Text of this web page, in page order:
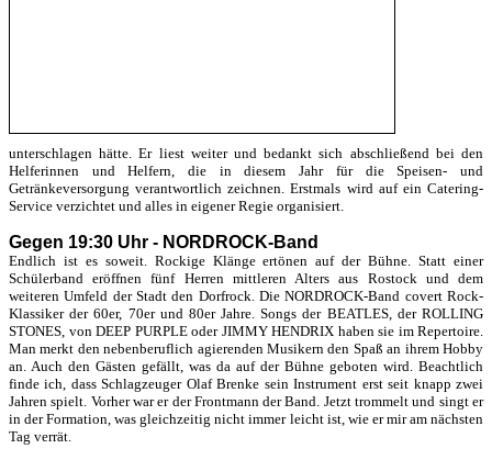
unterschlagen hätte. Er liest weiter und bedankt sich abschließend bei den
Helferinnen und Helfern, die in diesem Jahr für die Speisen- und
Getränkeversorgung verantwortlich zeichnen. Erstmals wird auf ein Catering-
Service verzichtet und alles in eigener Regie organisiert.
Gegen 19:30 Uhr - NORDROCK-Band
Endlich ist es soweit. Rockige Klänge ertönen auf der Bühne. Statt einer
Schülerband eröffnen fünf Herren mittleren Alters aus Rostock und dem
weiteren Umfeld der Stadt den Dorfrock. Die NORDROCK-Band covert Rock-
Klassiker der 60er, 70er und 80er Jahre. Songs der BEATLES, der ROLLING
STONES, von DEEP PURPLE oder JIMMY HENDRIX haben sie im Repertoire.
Man merkt den nebenberuflich agierenden Musikern den Spaß an ihrem Hobby
an. Auch den Gästen gefällt, was da auf der Bühne geboten wird. Beachtlich
finde ich, dass Schlagzeuger Olaf Brenke sein Instrument erst seit knapp zwei
Jahren spielt. Vorher war er der Frontmann der Band. Jetzt trommelt und singt er
in der Formation, was gleichzeitig nicht immer leicht ist, wie er mir am nächsten
Tag verrät.